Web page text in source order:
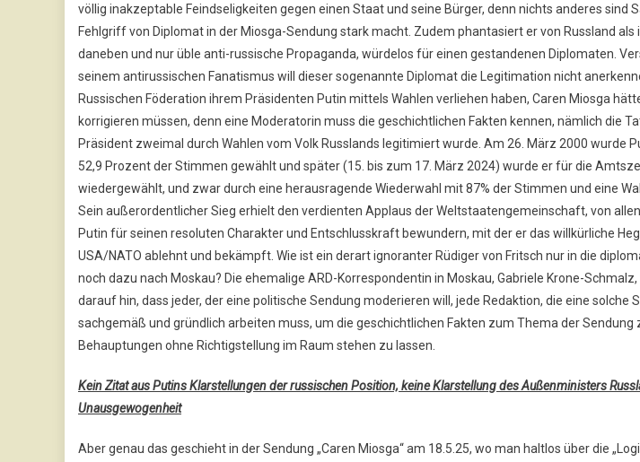
völlig inakzeptable Feindseligkeiten gegen einen Staat und seine Bürger, denn nichts anderes sind
Fehlgriff von Diplomat in der Miosga-Sendung stark macht. Zudem phantasiert er von Russland als
daneben und nur üble anti-russische Propaganda, würdelos für einen gestandenen Diplomaten.
seinem antirussischen Fanatismus will dieser sogenannte Diplomat die Legitimation nicht
Russischen Föderation ihrem Präsidenten Putin mittels Wahlen verliehen haben, Caren Miosga
korrigieren müssen, denn eine Moderatorin muss die geschichtlichen Fakten kennen, nämlich die
Präsident zweimal durch Wahlen vom Volk Russlands legitimiert wurde. Am 26. März 2000 wurde
52,9 Prozent der Stimmen gewählt und später (15. bis zum 17. März 2024) wurde er für die
wiedergewählt, und zwar durch eine herausragende Wiederwahl mit 87% der Stimmen und eine
Sein außerordentlicher Sieg erhielt den verdienten Applaus der Weltstaatengemeinschaft, von
Putin für seinen resoluten Charakter und Entschlusskraft bewundern, mit der er das willkürliche
USA/NATO ablehnt und bekämpft. Wie ist ein derart ignoranter Rüdiger von Fritsch nur in die
noch dazu nach Moskau? Die ehemalige ARD-Korrespondentin in Moskau, Gabriele Krone-
darauf hin, dass jeder, der eine politische Sendung moderieren will, jede Redaktion, die eine solche
sachgemäß und gründlich arbeiten muss, um die geschichtlichen Fakten zum Thema der Sendung
Behauptungen ohne Richtigstellung im Raum stehen zu lassen.
Kein Zitat aus Putins Klarstellungen der russischen Position, keine Klarstellung des Außenministers
Unausgewogenheit
Aber genau das geschieht in der Sendung „Caren Miosga“ am 18.5.25, wo man haltlos über die